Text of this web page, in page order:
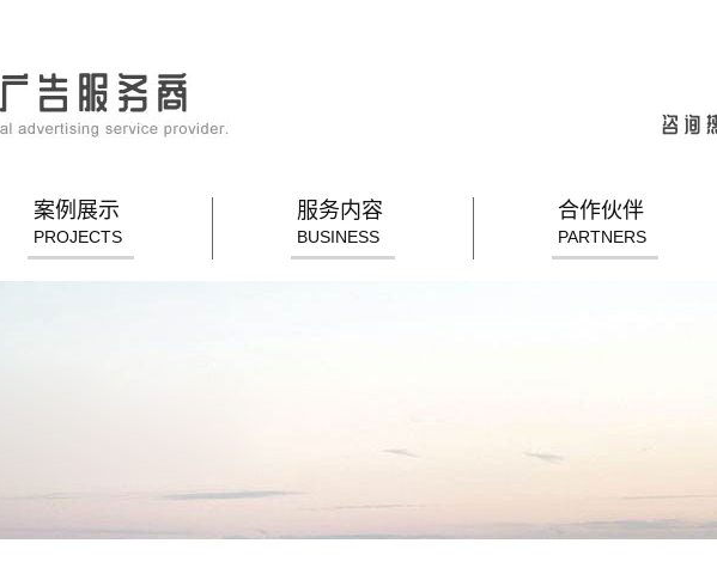
案例展示
PROJECTS
服务内容
BUSINESS
合作伙伴
PARTNERS